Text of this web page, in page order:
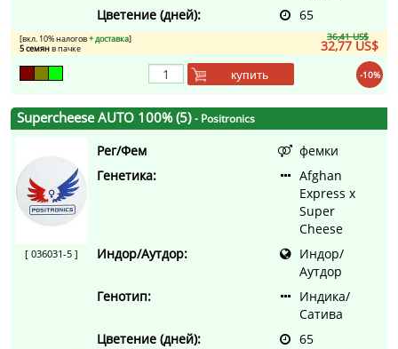
Цветение (дней):
65
36,41 US$
32,77 US$
[вкл. 10% налогов+ доставка]
5 семянв пачке
-10%
купить
Supercheese AUTO 100% (5)- Positronics
[ 036031-5 ]
Рег/Фем
фемки
Генетика:
Afghan
Express x
Super
Cheese
Индор/Аутдор:
Индор/
Аутдор
Генотип:
Индика/
Сатива
Цветение (дней):
65